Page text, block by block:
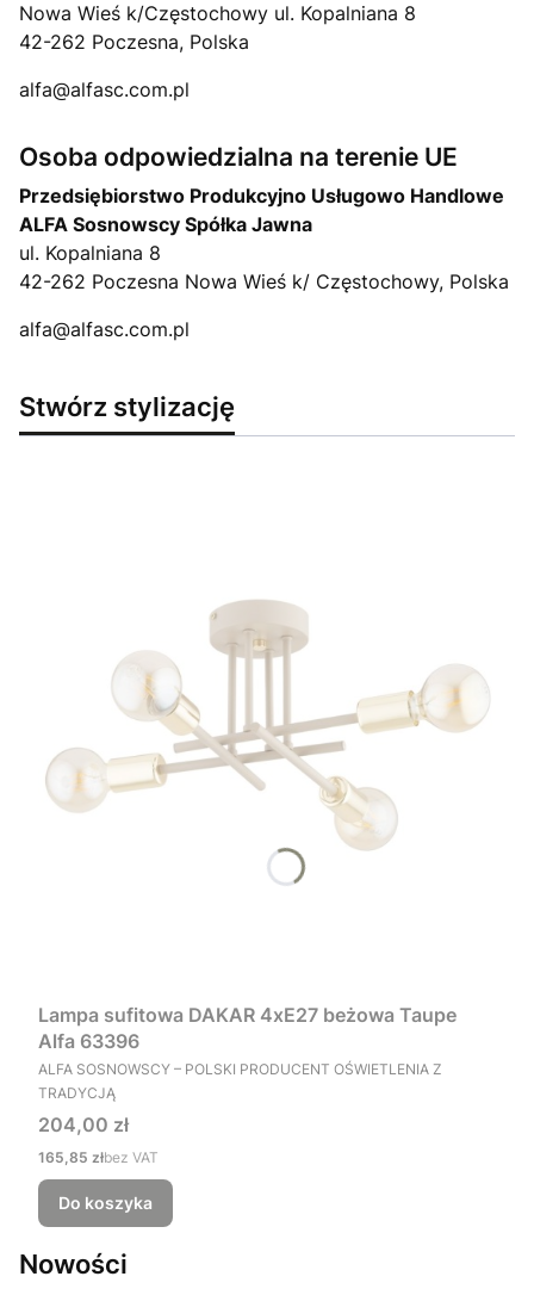
Nowa Wieś k/Częstochowy ul. Kopalniana 8
42-262 Poczesna, Polska
alfa@alfasc.com.pl
Osoba odpowiedzialna na terenie UE
Przedsiębiorstwo Produkcyjno Usługowo Handlowe
ALFA Sosnowscy Spółka Jawna
ul. Kopalniana 8
42-262 Poczesna Nowa Wieś k/ Częstochowy, Polska
alfa@alfasc.com.pl
Stwórz stylizację
Lampa sufitowa DAKAR 4xE27 beżowa Taupe
Alfa 63396
PRODUCENT
ALFA SOSNOWSCY – POLSKI PRODUCENT OŚWIETLENIA Z
TRADYCJĄ
Cena
204,00 zł
Cena
165,85 złbez VAT
Do koszyka
Nowości